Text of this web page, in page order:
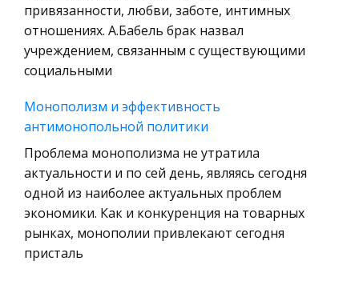
Муниципальное право России
Радиоэлектроника
Право
История отечественного государства и
права
Технология
Уголовное право
Охрана природы, Экология,
Природопользование
Военная кафедра
привязанности, любви, заботе, интимных
отношениях. А.Бабель брак назвал
учреждением, связанным с существующими
социальными
Монополизм и эффективность
антимонопольной политики
Проблема монополизма не утратила
актуальности и по сей день, являясь сегодня
одной из наиболее актуальных проблем
экономики. Как и конкуренция на товарных
рынках, монополии привлекают сегодня
присталь